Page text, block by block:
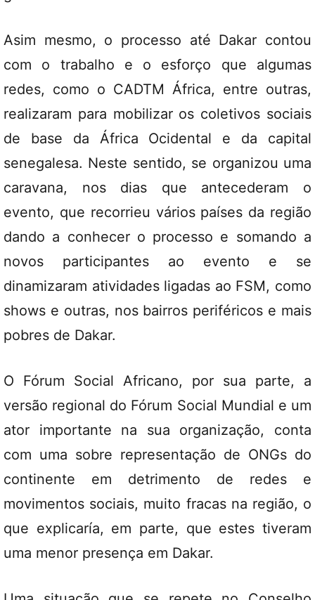
Asim mesmo, o processo até Dakar contou
com o trabalho e o esforço que algumas
redes, como o CADTM África, entre outras,
realizaram para mobilizar os coletivos sociais
de base da África Ocidental e da capital
senegalesa. Neste sentido, se organizou uma
caravana, nos dias que antecederam o
evento, que recorrieu vários países da região
dando a conhecer o processo e somando a
novos participantes ao evento e se
dinamizaram atividades ligadas ao FSM, como
shows e outras, nos bairros periféricos e mais
pobres de Dakar.
O Fórum Social Africano, por sua parte, a
versão regional do Fórum Social Mundial e um
ator importante na sua organização, conta
com uma sobre representação de ONGs do
continente em detrimento de redes e
movimentos sociais, muito fracas na região, o
que explicaría, em parte, que estes tiveram
uma menor presença em Dakar.